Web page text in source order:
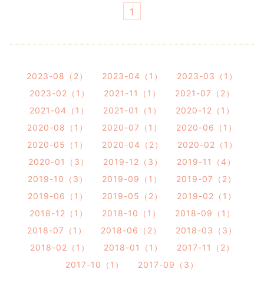
1
2023-08（2） 2023-04（1）
2023-03（1）
2023-02（1）
2021-11（1）
2021-07（2）
2021-04（1）
2021-01（1）
2020-12（1）
2020-08（1）
2020-07（1）
2020-06（1）
2020-05（1）
2020-04（2）
2020-02（1）
2020-01（3）
2019-12（3）
2019-11（4）
2019-10（3）
2019-09（1）
2019-07（2）
2019-06（1）
2019-05（2）
2019-02（1）
2018-12（1）
2018-10（1）
2018-09（1）
2018-07（1）
2018-06（2）
2018-03（3）
2018-02（1）
2018-01（1）
2017-11（2）
2017-10（1）
2017-09（3）